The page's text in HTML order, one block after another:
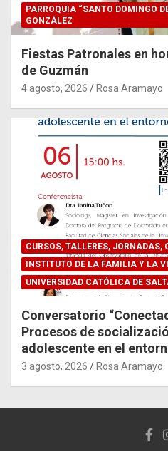
PARROQUIA “SANTO DOMINGO
GONZÁLEZ
Fiestas Patronales en
de Guzmán
4 agosto, 2026 Rosa Aramayo
CURSOS, TALLERES, JORNADAS,
INSTITUTO DE LA FAMILIA Y LA
UNIVERSIDAD CATÓLICA DE
Conversatorio
Procesos de
adolescente en el
3 agosto, 2026 Rosa Aramayo